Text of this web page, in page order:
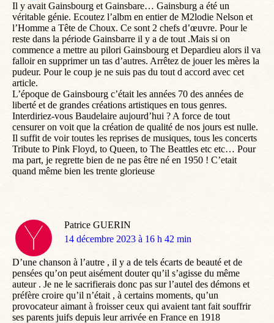
Il y avait Gainsbourg et Gainsbare… Gainsburg a été un
véritable génie. Ecoutez l’albm en entier de M2lodie Nelson et
l’Homme a Tête de Choux. Ce sont 2 chefs d’œuvre. Pour le
reste dans la période Gainsbarre il y a de tout .Mais si on
commence a mettre au pilori Gainsbourg et Depardieu alors il va
falloir en supprimer un tas d’autres. Arrêtez de jouer les mères la
pudeur. Pour le coup je ne suis pas du tout d accord avec cet
article.
L’époque de Gainsbourg c’était les années 70 des années de
liberté et de grandes créations artistiques en tous genres.
Interdiriez-vous Baudelaire aujourd’hui ? A force de tout
censurer on voit que la création de qualité de nos jours est nulle.
Il suffit de voir toutes les reprises de musiques, tous les concerts
Tribute to Pink Floyd, to Queen, to The Beattles etc etc… Pour
ma part, je regrette bien de ne pas être né en 1950 ! C’etait
quand même bien les trente glorieuse
Patrice GUERIN
dit
14 décembre 2023 à 16 h 42 min
D’une chanson à l’autre , il y a de tels écarts de beauté et de
pensées qu’on peut aisément douter qu’il s’agisse du même
auteur . Je ne le sacrifierais donc pas sur l’autel des démons et
préfère croire qu’il n’était , à certains moments, qu’un
provocateur aimant à froisser ceux qui avaient tant fait souffrir
ses parents juifs depuis leur arrivée en France en 1918